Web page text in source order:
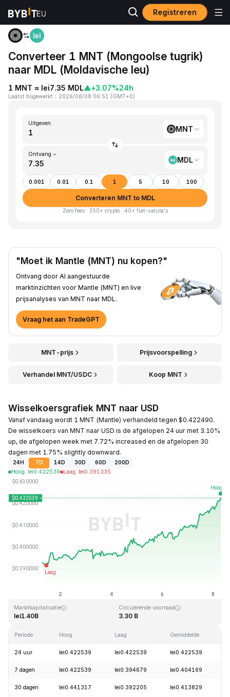
Registreren
Startpagina
Converteer 1 MNT (Mongoolse tugrik)
naar MDL (Moldavische leu)
1 MNT ≈ lei7.35 MDL▲+3.07%24h
Laatst bijgewerkt ： 2026/08/08 06:51 (GMT+0)
Uitgeven
MNT
Ontvang ~
MDL
0.001 0.01 0.1 1 5 10 100
Converteren MNT to MDL
Zero fees · 350+ crypto · 40+ fiat-valuta's
"Moet ik Mantle (MNT) nu kopen?"
Ontvang door AI aangestuurde
marktinzichten voor Mantle (MNT) en live
prijsanalyses van MNT naar MDL.
Vraag het aan TradeGPT
MNT-prijs Prijsvoorspelling
Verhandel MNT/USDC Koop MNT
Wisselkoersgrafiek MNT naar USD
Vanaf vandaag wordt 1 MNT (Mantle) verhandeld tegen $0.422490.
De wisselkoers van MNT naar USD is de afgelopen 24 uur met 3.10%
up, de afgelopen week met 7.72% increased en de afgelopen 30
dagen met 1.75% slightly downward.
24H 7D 14D 30D 60D
200D
Hoog: lei0.422539 Laag: lei0.391335
Laatst bijgewerkt: 2026-08-08, 06:51 GMT+0
Marktkapitalisatie
lei1.40B
Circulerende voorraad
3.30 B
Periode Hoog Laag Gemiddelde
24 uur lei0.422539 lei0.422539 lei0.422539
7 dagen lei0.422539 lei0.394679 lei0.404169
30 dagen lei0.441317 lei0.392205 lei0.413829